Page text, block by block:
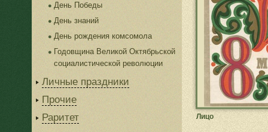
День Победы
День знаний
День рождения комсомола
Годовщина Великой Октябрьской
социалистической революции
Личные праздники
Прочие
Раритет
Лицо